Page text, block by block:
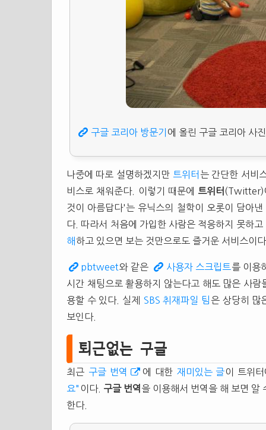
구글 코리아 방문기 에 올린 구글 코리아 사
나중에 따로 설명하겠지만 트위터 는 간단한 서비
비스로 채워준다. 이렇기 때문에 트위터 (Twitter)
것이 아름답다'는 유닉스의 철학이 오롯이 담아
다. 따라서 처음에 가입한 사람은 적응하지 못하
해하고 있으면 보는 것만으로도 즐거운 서비스이
pbtweet와 같은 사용자 스크립트 를 이용
시간 채팅으로 활용하지 않는다고 해도 많은 사
용할 수 있다. 실제 SBS 취재파일 팀 은 상당히 많
보인다.
퇴근없는 구글
최근 구글 번역 에 대한 재미있는 글이 트위
요" 이다. 구글 번역을 이용해서 번역을 해 보면 알
한다.